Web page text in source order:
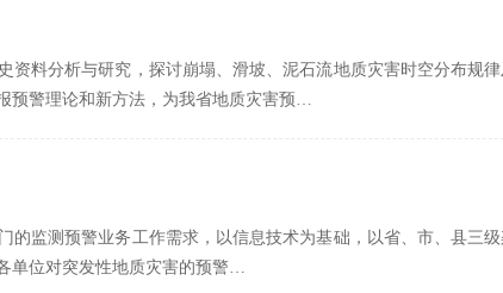
资料分析与研究，探讨崩塌、滑坡、泥石流地质灾害时空分布规
预警理论和新方法，为我省地质灾害预…
的监测预警业务工作需求，以信息技术为基础，以省、市、县三
单位对突发性地质灾害的预警…